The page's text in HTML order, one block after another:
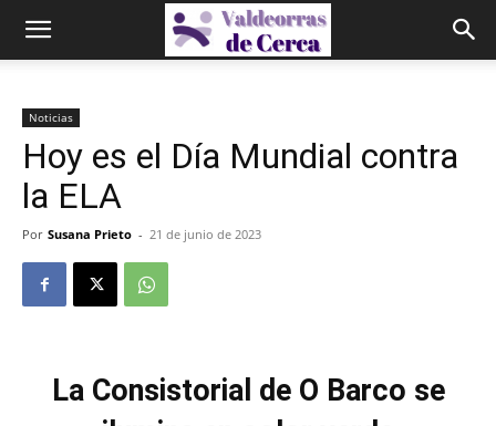
Noticias
Hoy es el Día Mundial contra
la ELA
Por Susana Prieto - 21 de junio de 2023
La Consistorial de O Barco se